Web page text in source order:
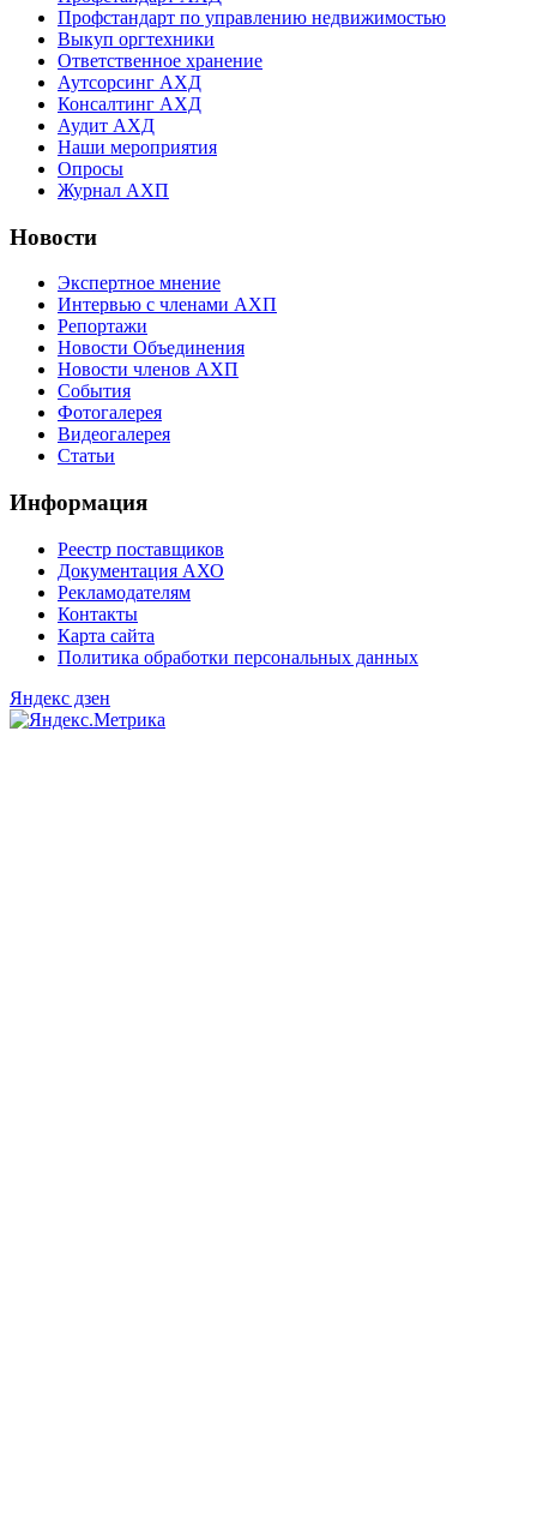
Профстандарт по управлению недвижимостью
Выкуп оргтехники
Ответственное хранение
Аутсорсинг АХД
Консалтинг АХД
Аудит АХД
Наши мероприятия
Опросы
Журнал АХП
Новости
Экспертное мнение
Интервью с членами АХП
Репортажи
Новости Объединения
Новости членов АХП
События
Фотогалерея
Видеогалерея
Статьи
Информация
Реестр поставщиков
Документация АХО
Рекламодателям
Контакты
Карта сайта
Политика обработки персональных данных
Яндекс дзен